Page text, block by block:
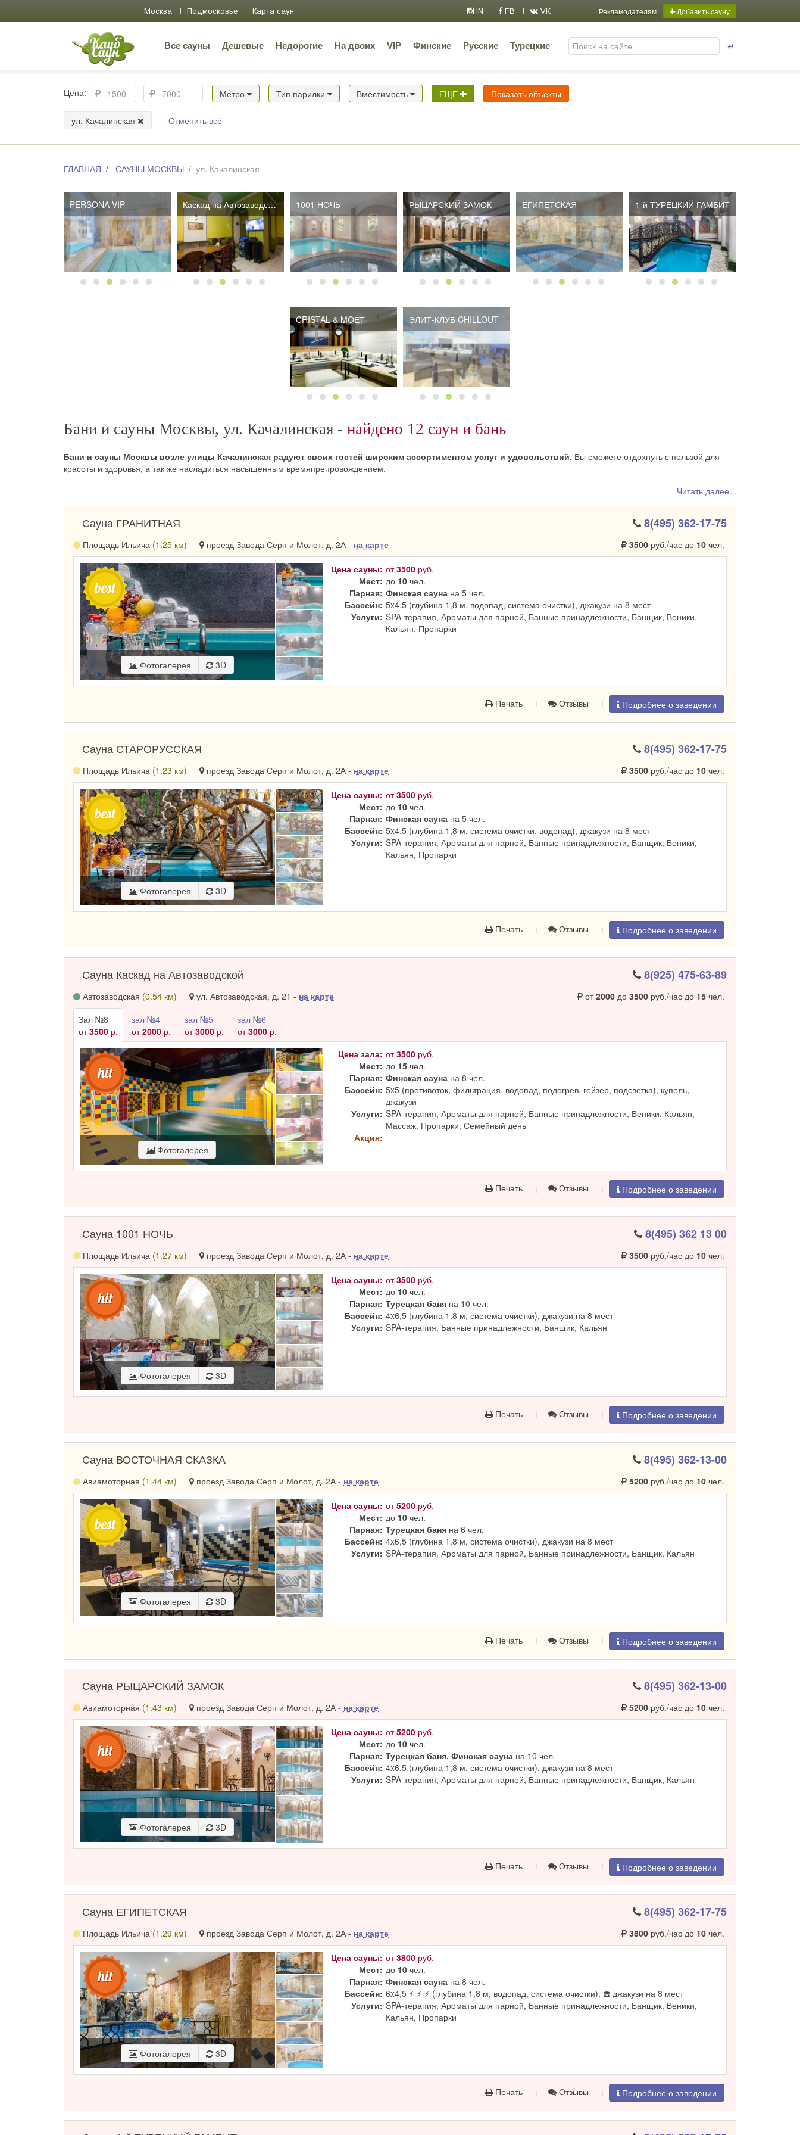
Москва Подмосковье Карта саун IN FB VK Добавить сауну
Рекламодателям
Все сауны Дешевые Недорогие На двоих VIP Финские Русские Турецкие ↵
Цена: - Метро Тип парилки Вместимость ЕЩЕ Показать объекты
ул. Качалинская Отменить всё
ГЛАВНАЯ САУНЫ МОСКВЫ ул. Качалинская
PERSONA VIP Каскад на Автозаводской 1001 НОЧЬ РЫЦАРСКИЙ ЗАМОК ЕГИПЕТСКАЯ 1-й ТУРЕЦКИЙ ГАМБИТ
CRISTAL & MOЁТ ЭЛИТ-КЛУБ CHILLOUT
Бани и сауны Москвы, ул. Качалинская - найдено 12 саун и бань
Бани и сауны Москвы возле улицы Качалинская радуют своих гостей широким ассортиментом услуг и удовольствий. Вы сможете отдохнуть с пользой для
красоты и здоровья, а так же насладиться насыщенным времяпрепровождением.
Читать далее...
Сауна ГРАНИТНАЯ 8(495) 362-17-75
Площадь Ильича (1.25 км) проезд Завода Серп и Молот, д. 2А - на карте 3500руб./час до 10чел.
Фотогалерея 3D
Цена сауны: от3500 руб.
Мест: до 10 чел.
Парная: Финская сауна на 5 чел.
Бассейн: 5x4,5 (глубина 1,8 м, водопад, система очистки), джакузи на 8 мест
Услуги: SPA-терапия, Ароматы для парной, Банные принадлежности, Банщик, Веники,
Кальян, Пропарки
Печать Отзывы Подробнее о заведении
Сауна СТАРОРУССКАЯ 8(495) 362-17-75
Площадь Ильича (1.23 км) проезд Завода Серп и Молот, д. 2А - на карте 3500руб./час до 10чел.
Фотогалерея 3D
Цена сауны: от3500 руб.
Мест: до 10 чел.
Парная: Финская сауна на 5 чел.
Бассейн: 5x4,5 (глубина 1,8 м, система очистки, водопад), джакузи на 8 мест
Услуги: SPA-терапия, Ароматы для парной, Банные принадлежности, Банщик, Веники,
Кальян, Пропарки
Печать Отзывы Подробнее о заведении
Сауна Каскад на Автозаводской 8(925) 475-63-89
Автозаводская (0.54 км) ул. Автозаводская, д. 21 - на карте от2000до 3500руб./час до 15чел.
Зал №8
от3500 р.
зал №4
от2000 р.
зал №5
от3000 р.
зал №6
от3000 р.
Фотогалерея
Цена зала: от3500 руб.
Мест: до 15 чел.
Парная: Финская сауна на 8 чел.
Бассейн: 5x5 (противоток, фильтрация, водопад, подогрев, гейзер, подсветка), купель,
джакузи
Услуги: SPA-терапия, Ароматы для парной, Банные принадлежности, Веники, Кальян,
Массаж, Пропарки, Семейный день
Акция:
Печать Отзывы Подробнее о заведении
Сауна 1001 НОЧЬ 8(495) 362 13 00
Площадь Ильича (1.27 км) проезд Завода Серп и Молот, д. 2А - на карте 3500руб./час до 10чел.
Фотогалерея 3D
Цена сауны: от3500 руб.
Мест: до 10 чел.
Парная: Турецкая баня на 10 чел.
Бассейн: 4x6,5 (глубина 1,8 м, система очистки), джакузи на 8 мест
Услуги: SPA-терапия, Банные принадлежности, Банщик, Кальян
Печать Отзывы Подробнее о заведении
Сауна ВОСТОЧНАЯ СКАЗКА 8(495) 362-13-00
Авиамоторная (1.44 км) проезд Завода Серп и Молот, д. 2А - на карте 5200руб./час до 10чел.
Фотогалерея 3D
Цена сауны: от5200 руб.
Мест: до 10 чел.
Парная: Турецкая баня на 6 чел.
Бассейн: 4x6,5 (глубина 1,8 м, система очистки), джакузи на 8 мест
Услуги: SPA-терапия, Ароматы для парной, Банные принадлежности, Банщик, Кальян
Печать Отзывы Подробнее о заведении
Сауна РЫЦАРСКИЙ ЗАМОК 8(495) 362-13-00
Авиамоторная (1.43 км) проезд Завода Серп и Молот, д. 2А - на карте 5200руб./час до 10чел.
Фотогалерея 3D
Цена сауны: от5200 руб.
Мест: до 10 чел.
Парная: Турецкая баня, Финская сауна на 10 чел.
Бассейн: 4x6,5 (глубина 1,8 м, система очистки), джакузи на 8 мест
Услуги: SPA-терапия, Ароматы для парной, Банные принадлежности, Банщик, Кальян
Печать Отзывы Подробнее о заведении
Сауна ЕГИПЕТСКАЯ 8(495) 362-17-75
Площадь Ильича (1.29 км) проезд Завода Серп и Молот, д. 2А - на карте 3800руб./час до 10чел.
Фотогалерея 3D
Цена сауны: от3800 руб.
Мест: до 10 чел.
Парная: Финская сауна на 8 чел.
Бассейн: 6x4,5 ⚡ ⚡ ⚡ (глубина 1,8 м, водопад, система очистки), ☎️ джакузи на 8 мест
Услуги: SPA-терапия, Ароматы для парной, Банные принадлежности, Банщик, Веники,
Кальян, Пропарки
Печать Отзывы Подробнее о заведении